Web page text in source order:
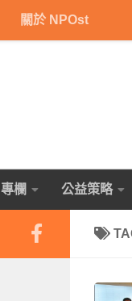
關於 NPOst
專欄 公益策略